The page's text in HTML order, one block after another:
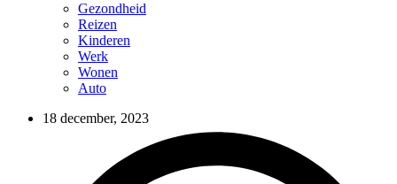
Gezondheid
Reizen
Kinderen
Werk
Wonen
Auto
18 december, 2023